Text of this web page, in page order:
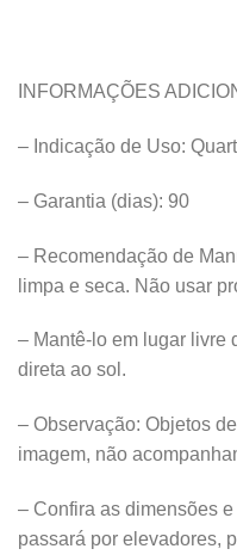
INFORMAÇÕES
– Indicação de Uso:
– Garantia (dias): 90
– Recomendação de
limpa e seca. Não usar
– Mantê-lo em lugar livre
direta ao sol.
– Observação: Objetos
imagem, não
– Confira as dimensões
passará por elevadores,